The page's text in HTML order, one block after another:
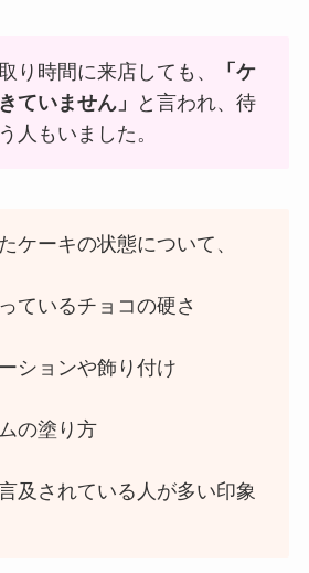
り時間に来店しても、
「ケ
ていません」
と言われ、待
人もいました。
ケーキの状態について、
ているチョコの硬さ
ションや飾り付け
の塗り方
及されている人が多い印象